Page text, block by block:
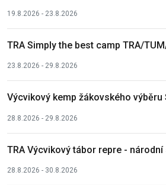
19.8.2026 - 23.8.2026
TRA Simply the best camp TRA/
23.8.2026 - 29.8.2026
Výcvikový kemp žákovského výběru
28.8.2026 - 29.8.2026
TRA Výcvikový tábor repre -
28.8.2026 - 30.8.2026